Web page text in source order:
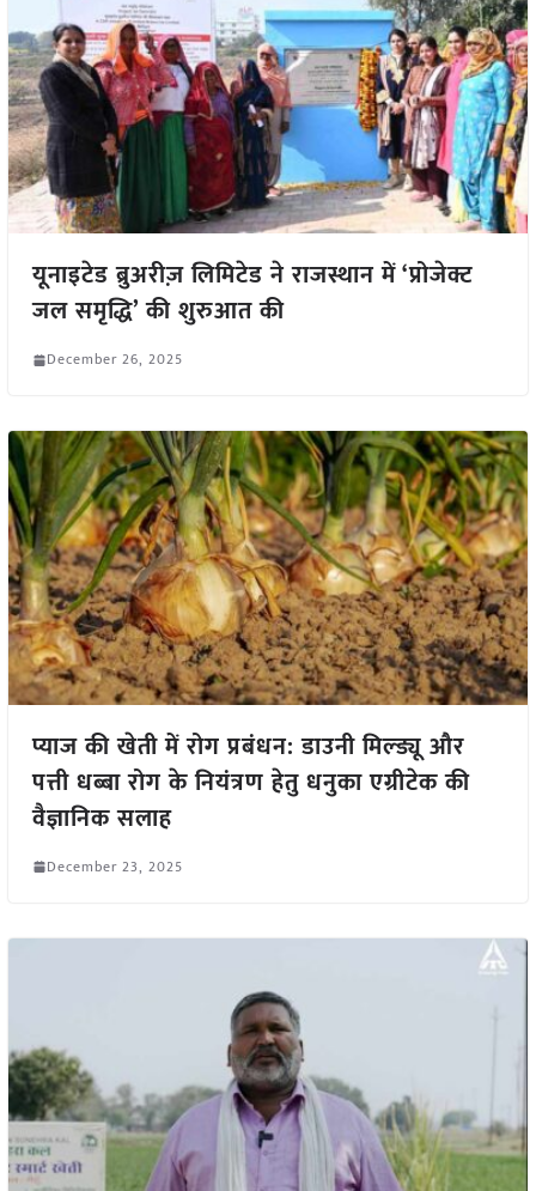
यूनाइटेड ब्रुअरीज़ लिमिटेड ने राजस्थान में ‘प्रोजेक्ट
जल समृद्धि’ की शुरुआत की
December 26, 2025
प्याज की खेती में रोग प्रबंधन: डाउनी मिल्ड्यू और
पत्ती धब्बा रोग के नियंत्रण हेतु धनुका एग्रीटेक की
वैज्ञानिक सलाह
December 23, 2025